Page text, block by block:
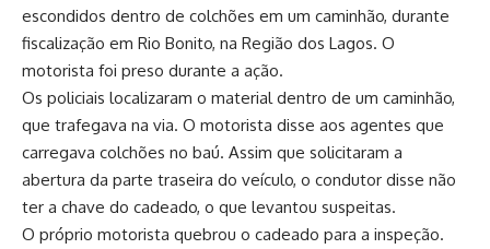
escondidos dentro de colchões em um caminhão, durante
fiscalização em Rio Bonito, na Região dos Lagos. O
motorista foi preso durante a ação.
Os policiais localizaram o material dentro de um caminhão,
que trafegava na via. O motorista disse aos agentes que
carregava colchões no baú. Assim que solicitaram a
abertura da parte traseira do veículo, o condutor disse não
ter a chave do cadeado, o que levantou suspeitas.
O próprio motorista quebrou o cadeado para a inspeção.